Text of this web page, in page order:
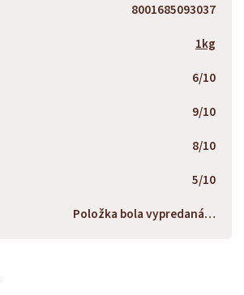
8001685093037
1kg
6/10
9/10
8/10
5/10
Položka bola vypredaná…